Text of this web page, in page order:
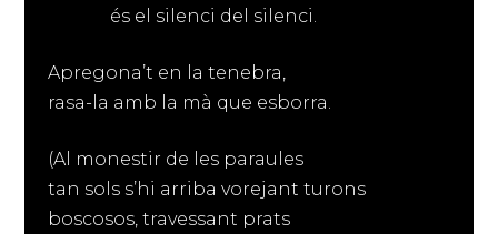
és el silenci del silenci.
Apregona’t en la tenebra,
rasa-la amb la mà que esborra.
(Al monestir de les paraules
tan sols s’hi arriba vorejant turons
boscosos, travessant prats